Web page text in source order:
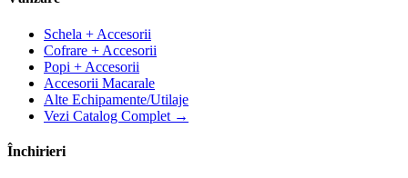
Schela + Accesorii
Cofrare + Accesorii
Popi + Accesorii
Accesorii Macarale
Alte Echipamente/Utilaje
Vezi Catalog Complet →
Închirieri